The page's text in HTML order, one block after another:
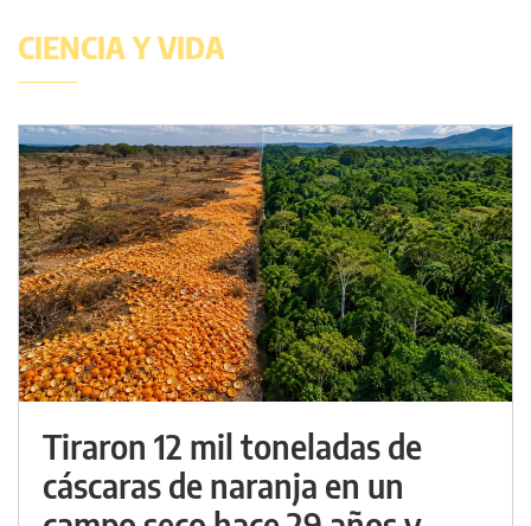
CIENCIA Y VIDA
Tiraron 12 mil toneladas de
cáscaras de naranja en un